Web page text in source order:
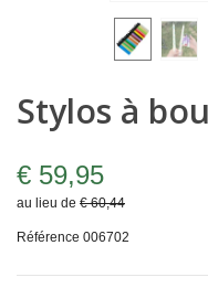
Stylos à
€ 59,95
au lieu de € 60,44
Référence 006702